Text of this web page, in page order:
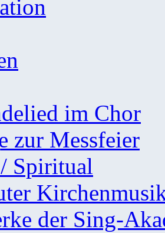
im Chor
zur Messfeier
Spiritual
der Sing-